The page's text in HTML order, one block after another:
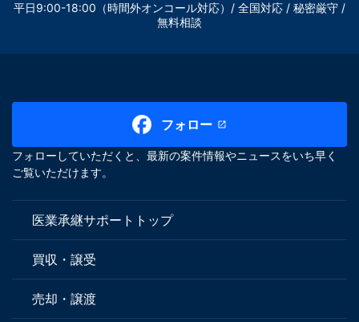
平日9:00-18:00（時間外オンコール対応）/ 全国対応 / 秘密厳守 /
無料相談
フォロー
フォローしていただくと、最新の案件情報やニュースをいち早く
ご覧いただけます。
医業承継サポートトップ
買収・譲受
売却・譲渡